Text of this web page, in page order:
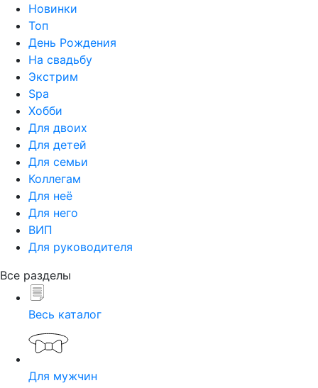
Новинки
Топ
День Рождения
На свадьбу
Экстрим
Spa
Хобби
Для двоих
Для детей
Для семьи
Коллегам
Для неё
Для него
ВИП
Для руководителя
Все разделы
Весь каталог
Для мужчин